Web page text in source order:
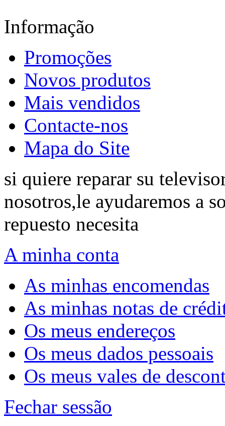
Informação
Promoções
Novos produtos
Mais vendidos
Contacte-nos
Mapa do Site
si quiere reparar su
nosotros,le ayudaremos a
repuesto necesita
A minha conta
As minhas encomendas
As minhas notas de
Os meus endereços
Os meus dados pessoais
Os meus vales de
Fechar sessão